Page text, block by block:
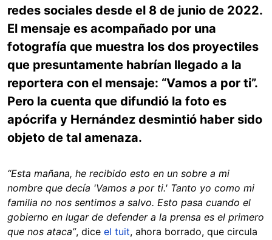
redes sociales desde el 8 de junio de 2022.
El mensaje es acompañado por una
fotografía que muestra los dos proyectiles
que presuntamente habrían llegado a la
reportera con el mensaje: “Vamos a por ti”.
Pero la cuenta que difundió la foto es
apócrifa y Hernández desmintió haber sido
objeto de tal amenaza.
“Esta mañana, he recibido esto en un sobre a mi
nombre que decía 'Vamos a por ti.' Tanto yo como mi
familia no nos sentimos a salvo. Esto pasa cuando el
gobierno en lugar de defender a la prensa es el primero
que nos ataca”, dice el tuit, ahora borrado, que circula